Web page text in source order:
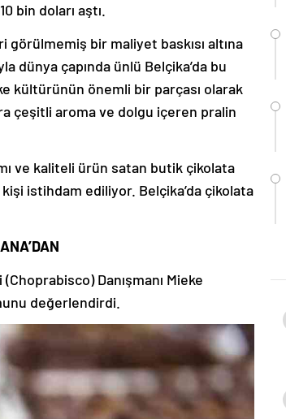
bin doları aştı.
bir maliyet baskısı altına
dünya çapında ünlü Belçika’da bu
kültürünün önemli bir parçası olarak
çeşitli aroma ve dolgu içeren pralin
ve kaliteli ürün satan butik çikolata
istihdam ediliyor. Belçika’da çikolata
Danışmanı Mieke
değerlendirdi.